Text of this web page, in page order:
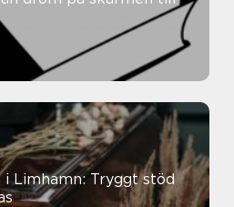
i Limhamn: Tryggt stöd